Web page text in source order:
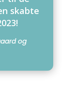
skabte
og